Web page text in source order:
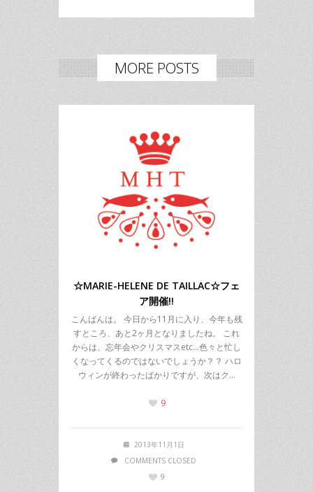
MORE POSTS
☆MARIE-HELENE DE TAILLAC☆フェ
ア開催!!
こんばんは。 今日から11月に入り、今年も残
すところ、あと2ヶ月となりましたね。 これ
からは、忘年会やクリスマスetc…色々と忙し
くなってくるのではないでしょうか？？ ハロ
ウィンが終わったばかりですが、次はク…
9
2013年11月1日
COMMENTS CLOSED
9